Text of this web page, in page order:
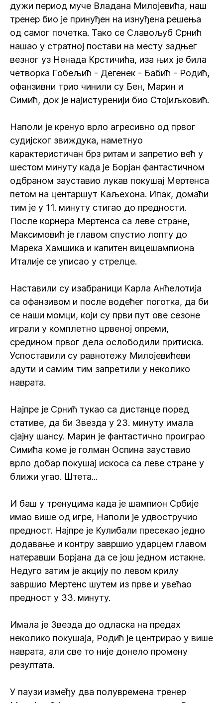
дужи период муче Владана Милојевића, наш
тренер био је принуђен на изнуђена решења
од самог почетка. Тако се Славољуб Срнић
нашао у стратној постави на месту задњег
везног уз Ненада Крстичића, иза њих је била
четворка Гобељић - Дегенек - Бабић - Родић,
офанзивни трио чинили су Бен, Марин и
Симић, док је најистуренији био Стојиљковић.
Наполи је кренуо врло агресивно од првог
судијског звиждука, наметнуо
карактеристичан брз ритам и запретио већ у
шестом минуту када је Борјан фантастичном
одбраном зауставио лукав покушај Мертенса
петом на центаршут Каљехона. Ипак, домаћи
тим је у 11. минуту стигао до предности.
После корнера Мертенса са леве стране,
Максимовић је главом спустио лопту до
Марека Хамшика и капитен вицешампиона
Италије се уписао у стрелце.
Наставили су изабраници Карла Анћелотија
са офанзивом и после водећег поготка, да би
се наши момци, који су први пут ове сезоне
играли у комплетно црвеној опреми,
средином првог дела ослободили притиска.
Успоставили су равнотежу Милојевићеви
адути и самим тим запретили у неколико
наврата.
Најпре је Срнић тукао са дистанце поред
стативе, да би Звезда у 23. минуту имала
сјајну шансу. Марин је фантастично проиграо
Симића коме је голман Оспина зауставио
врло добар покушај искоса са леве стране у
ближи угао. Штета...
И баш у тренуцима када је шампион Србије
имао више од игре, Наполи је удвостручио
предност. Најпре је Кулибали пресекао једно
додавање и контру завршио ударцем главом
натеравши Борјана да се још једном истакне.
Недуго затим је акцију по левом крилу
завршио Мертенс шутем из прве и увећао
предност у 33. минуту.
Имала је Звезда до одласка на предах
неколико покушаја, Родић је центрирао у више
наврата, али све то није донело промену
резултата.
У паузи између два полувремена тренер